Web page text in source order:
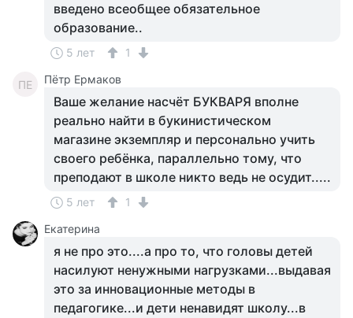
введено всеобщее обязательное
образование..
5 лет 1
ПЕ Пётр Ермаков
Ваше желание насчёт БУКВАРЯ вполне
реально найти в букинистическом
магазине экземпляр и персонально учить
своего ребёнка, параллельно тому, что
преподают в школе никто ведь не осудит.....
5 лет
1
Екатерина
я не про это....а про то, что головы детей
насилуют ненужными нагрузками...выдавая
это за инновационные методы в
педагогике...и дети ненавидят школу...в